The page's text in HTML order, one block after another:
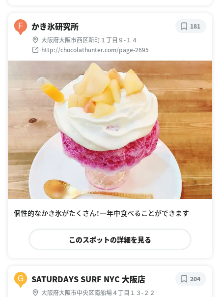
F かき氷研究所
大阪府大阪市西区新町１丁目９-１４
http://chocolathunter.com/page-2695
181
個性的なかき氷がたくさん！一年中食べることができます
このスポットの詳細を見る
G SATURDAYS SURF NYC 大阪店
大阪府大阪市中央区南船場４丁目１３-２２
204